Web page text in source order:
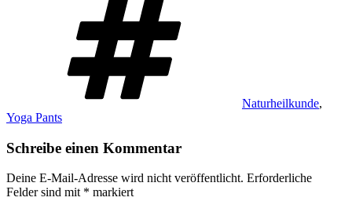
Naturheilkunde,
Yoga Pants
Schreibe einen Kommentar
Deine E-Mail-Adresse wird nicht veröffentlicht. Erforderliche
Felder sind mit * markiert